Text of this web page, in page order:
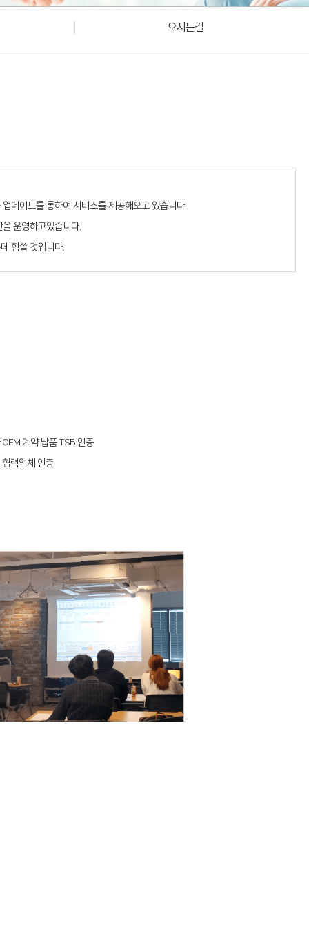
오시는길
데이트를 통하여 서비스를 제공해오고 있습니다.
운영하고있습니다.
힘쓸 것입니다.
계약 납품 TSB 인증
협력업체 인증